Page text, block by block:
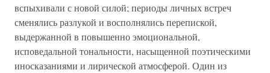
вспыхивали с новой силой; периоды личных встреч
сменялись разлукой и восполнялись перепиской,
выдержанной в повышенно эмоциональной,
исповедальной тональности, насыщенной поэтическими
иносказаниями и лирической атмосферой. Один из